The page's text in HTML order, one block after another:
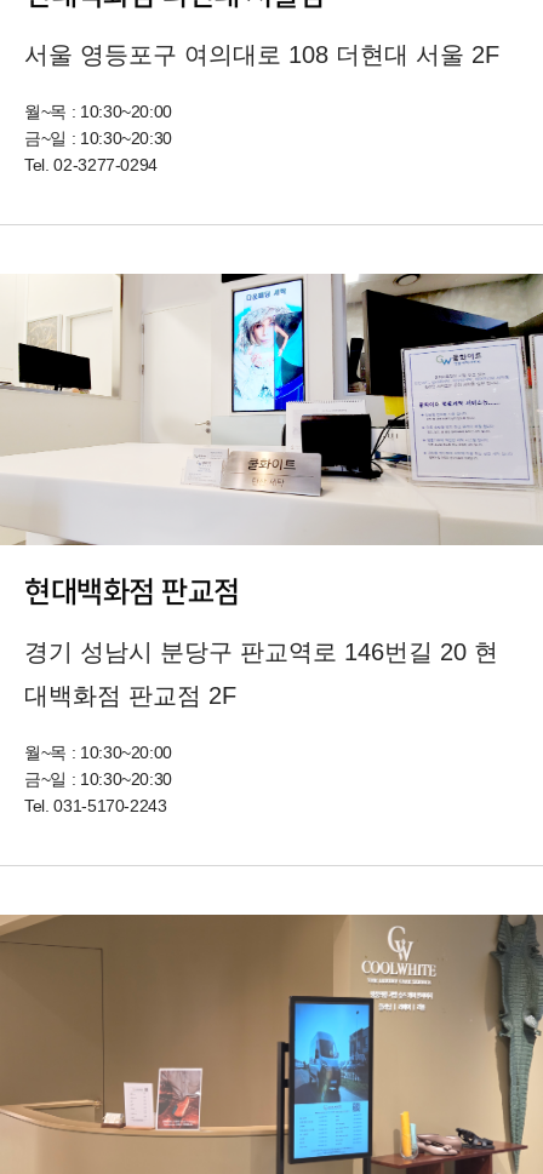
서울 영등포구 여의대로 108 더현대 서울 2F
월~목 : 10:30~20:00
금~일 : 10:30~20:30
Tel.02-3277-0294
현대백화점 판교점
경기 성남시 분당구 판교역로 146번길 20 현
대백화점 판교점 2F
월~목 : 10:30~20:00
금~일 : 10:30~20:30
Tel.031-5170-2243